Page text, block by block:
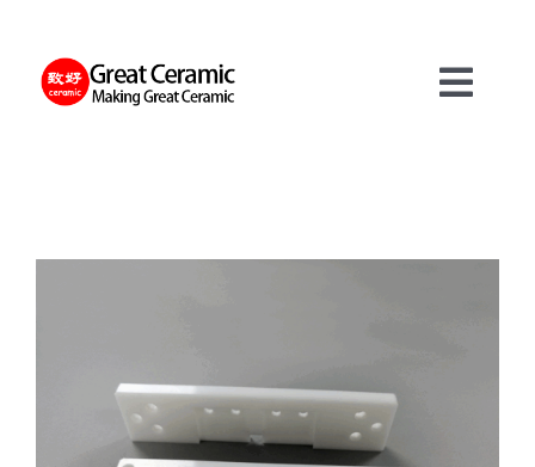
content
について